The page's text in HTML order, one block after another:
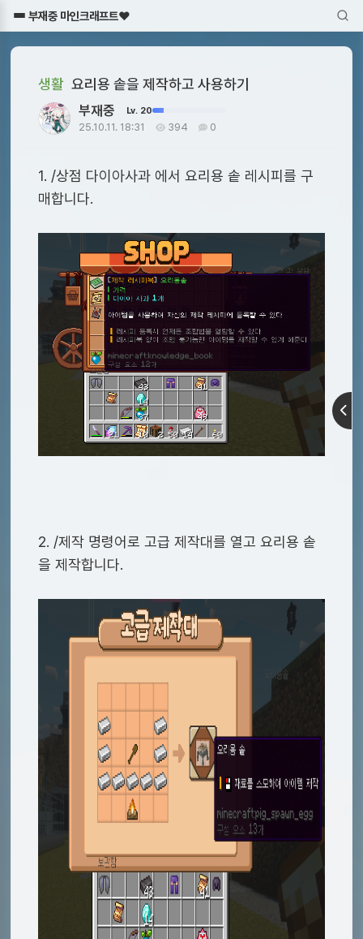
부재중 마인크래프트♥
생활 요리용 솥을 제작하고 사용하기
부재중 Lv. 20
25.10.11. 18:31 394 0
1. /상점 다이아사과 에서 요리용 솥 레시피를 구
매합니다.
2. /제작 명령어로 고급 제작대를 열고 요리용 솥
을 제작합니다.